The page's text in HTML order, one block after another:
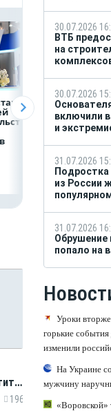
4,9
шесть
196
30.07.2026
ВТБ
на
30.07.2026
включили
и
31.07.2026
из России
31.07.2026
попало на
Уроки
горькие события
изменили
На Украине
мужчину
«Воровской»